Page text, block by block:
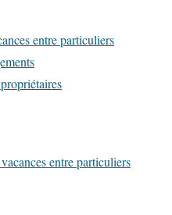
entre particuliers
entre particuliers